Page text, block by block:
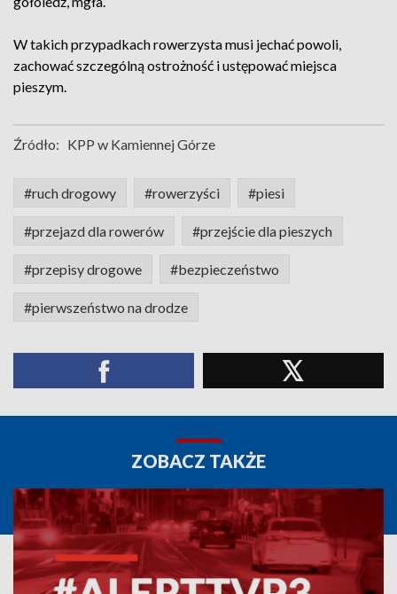
W takich przypadkach rowerzysta musi jechać powoli,
zachować szczególną ostrożność i ustępować miejsca
pieszym.
Źródło: KPP w Kamiennej Górze
#ruch drogowy #rowerzyści #piesi
#przejazd dla rowerów #przejście dla pieszych
#przepisy drogowe #bezpieczeństwo
#pierwszeństwo na drodze
ZOBACZ TAKŻE